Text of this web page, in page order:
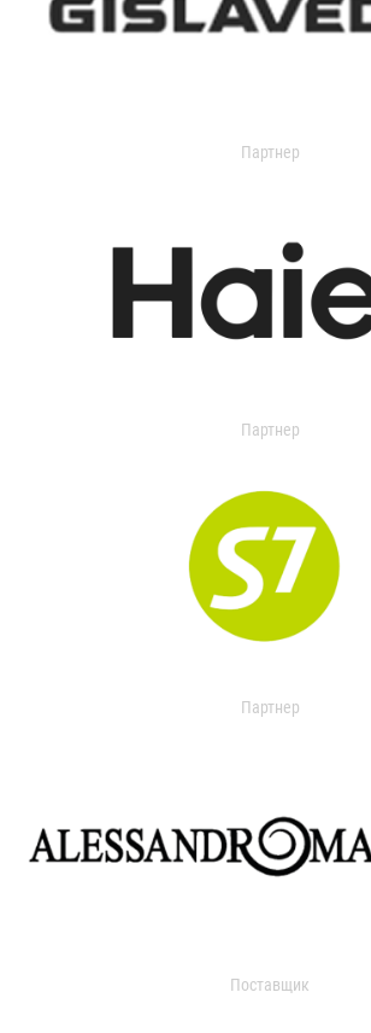
Партнер
Партнер
Партнер
Поставщик